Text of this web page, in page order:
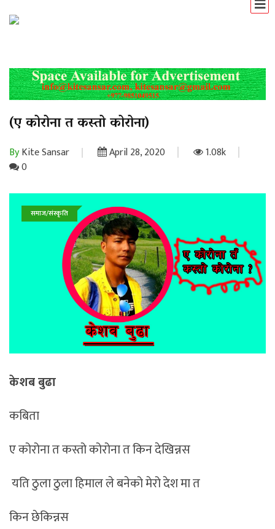
(ए कोरोना त कस्तो कोरोना)
ByKite Sansar April 28, 2020
1.08k
0
समाज/संस्कृति
केशब बुढा
कबिता
ए कोरोना त कस्तो कोरोना त किन देखिन्नस
यति ठुला ठुला हिमाल ले बनेको मेरो देश मा त
किन छेकिन्नस